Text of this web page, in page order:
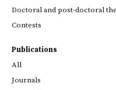
Doctoral and post-doctoral
Contests
Publications
All
Journals